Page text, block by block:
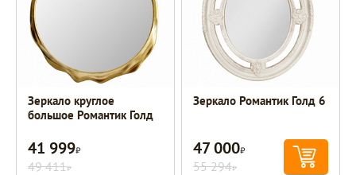
Зеркало круглое
большое Романтик Голд
41 999Р
49 411Р
Зеркало Романтик Голд 6
47 000Р
55 294Р